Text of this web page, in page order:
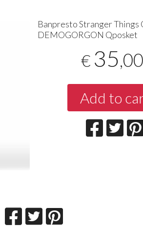
Banpresto Stranger Things
DEMOGORGON Qposket
€ 35,00
Add to
THE